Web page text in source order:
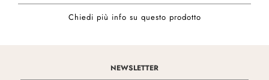
Chiedi più info su questo prodotto
NEWSLETTER